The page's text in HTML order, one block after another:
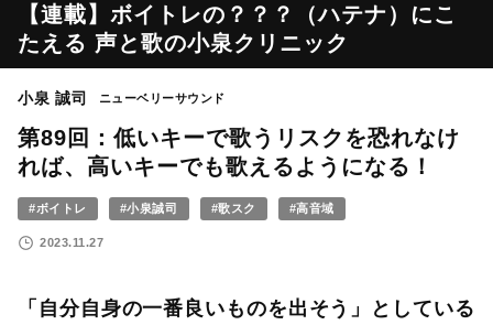
【連載】ボイトレの？？？（ハテナ）にこ
たえる 声と歌の小泉クリニック
小泉 誠司 ニューベリーサウンド
第89回：低いキーで歌うリスクを恐れなけ
れば、高いキーでも歌えるようになる！
#ボイトレ #小泉誠司 #歌スク #高音域
2023.11.27
「自分自身の一番良いものを出そう」としている